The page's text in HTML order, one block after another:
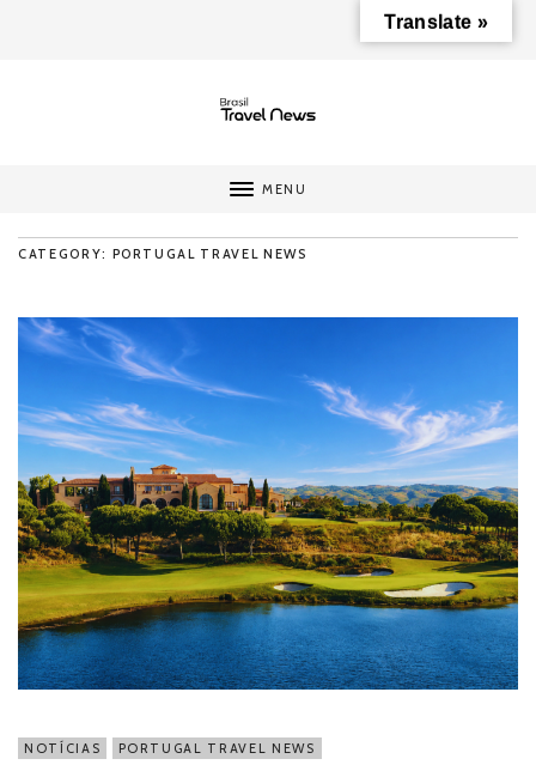
MENU
CATEGORY: PORTUGAL TRAVEL NEWS
NOTÍCIAS PORTUGAL TRAVEL NEWS
Translate »